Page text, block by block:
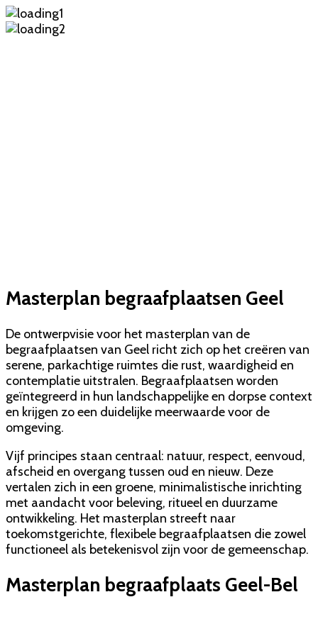
Masterplan begraafplaatsen Geel
De ontwerpvisie voor het masterplan van de
begraafplaatsen van Geel richt zich op het creëren van
serene, parkachtige ruimtes die rust, waardigheid en
contemplatie uitstralen. Begraafplaatsen worden
geïntegreerd in hun landschappelijke en dorpse context
en krijgen zo een duidelijke meerwaarde voor de
omgeving.
Vijf principes staan centraal: natuur, respect, eenvoud,
afscheid en overgang tussen oud en nieuw. Deze
vertalen zich in een groene, minimalistische inrichting
met aandacht voor beleving, ritueel en duurzame
ontwikkeling. Het masterplan streeft naar
toekomstgerichte, flexibele begraafplaatsen die zowel
functioneel als betekenisvol zijn voor de gemeenschap.
Masterplan begraafplaats Geel-Bel